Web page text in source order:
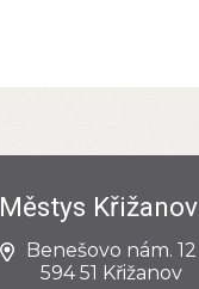
Městys Křižanov
Benešovo nám. 12
594 51 Křižanov